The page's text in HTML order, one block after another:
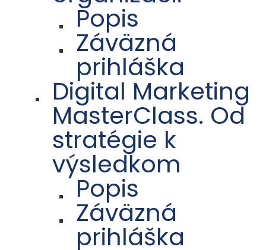
Popis
Záväzná
prihláška
Digital Marketing
MasterClass. Od
stratégie k
výsledkom
Popis
Záväzná
prihláška